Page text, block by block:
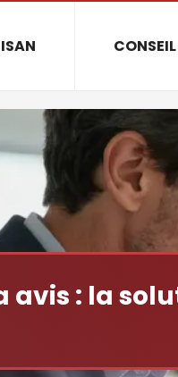
CONSEIL
avis : la